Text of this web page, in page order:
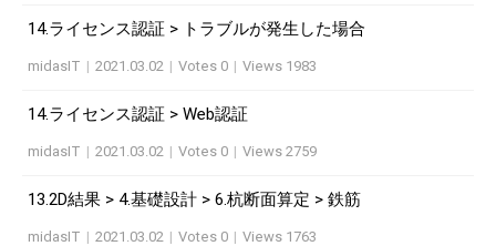
14.ライセンス認証 > トラブルが発生した場合
midasIT | 2021.03.02 | Votes 0 | Views 1983
14.ライセンス認証 > Web認証
midasIT | 2021.03.02 | Votes 0 | Views 2759
13.2D結果 > 4.基礎設計 > 6.杭断面算定 > 鉄筋
midasIT | 2021.03.02 | Votes 0 | Views 1763